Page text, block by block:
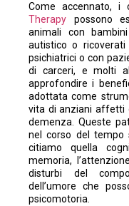
Come accennato, i
Therapy possono
animali con
autistico o
psichiatrici o con
di carceri, e molti
approfondire i
adottata come
vita di anziani affetti
demenza. Queste
nel corso del tempo
citiamo quella
memoria,
disturbi del
dell’umore che
psicomotoria.